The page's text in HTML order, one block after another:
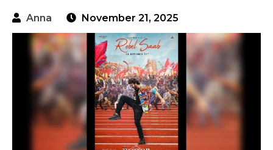
Anna November 21, 2025